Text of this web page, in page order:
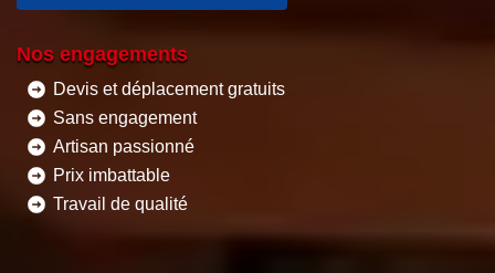
Nos engagements
Devis et déplacement gratuits
Sans engagement
Artisan passionné
Prix imbattable
Travail de qualité